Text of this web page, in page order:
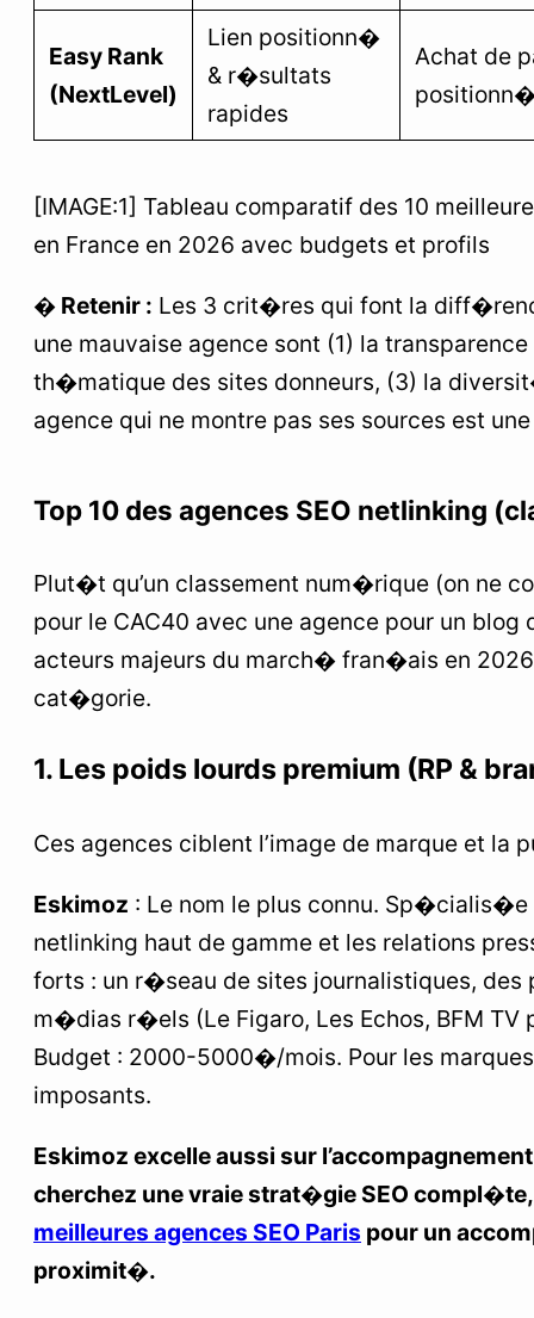
Easy Rank
(NextLevel)
Lien positionn�
& r�sultats
rapides
Achat de
[IMAGE:1] Tableau comparatif des 10
en France en 2026 avec budgets et profils
� Retenir : Les 3 crit�res qui font la
une mauvaise agence sont (1) la
th�matique des sites donneurs, (3) la
agence qui ne montre pas ses sources est
Top 10 des agences SEO netlinking
Plut�t qu’un classement num�rique (on ne
pour le CAC40 avec une agence pour un blog
acteurs majeurs du march� fran�ais en
cat�gorie.
1. Les poids lourds premium (RP &
Ces agences ciblent l’image de marque et la
Eskimoz : Le nom le plus connu.
netlinking haut de gamme et les relations
forts : un r�seau de sites journalistiques, des
m�dias r�els (Le Figaro, Les Echos, BFM TV
Budget : 2000-5000�/mois. Pour les
imposants.
Eskimoz excelle aussi sur
cherchez une vraie strat�gie SEO
meilleures agences SEO Paris pour un
proximit�.